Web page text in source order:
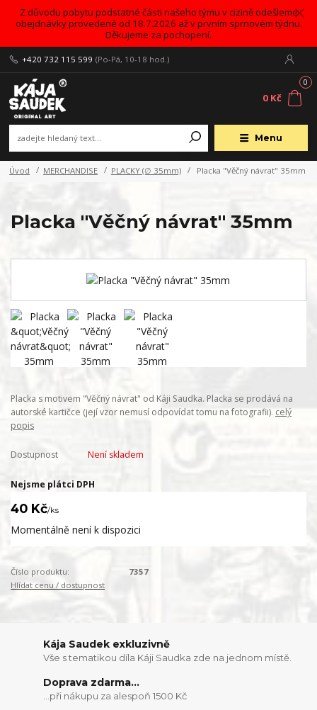
Z důvodu pobytu podstatné části našeho týmu v cizině odešleme
obejdnávky provedené od 18.7.2026 až v prvním sprnovém týdnu.
Děkujeme za pochopení.
Menu
+420 732 115 599 (Po-Pá, 10-18 hod.)
0
0 Kč
Úvod MERCHANDISE PLACKY (∅ 35mm) Placka "Věčný návrat" 35mm
Placka "Věčný návrat" 35mm
Placka s motivem "Věčný návrat" od Káji Saudka. Placka se prodává na
autorské kartičce (její vzor nemusí odpovídat tomu na fotografii). celý
popis
Dostupnost Není skladem
Nejsme plátci DPH
40 Kč/ks
Momentálně není k dispozici
Číslo produktu:
7357
Hlídat cenu / dostupnost
Kája Saudek exkluzivně
Vše s tematikou díla Káji Saudka zde na jednom místě.
Doprava zdarma...
...při nákupu za alespoň 1500 Kč